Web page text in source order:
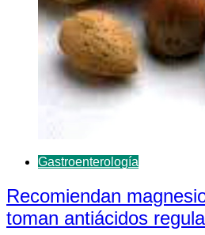
Gastroenterología
Recomiendan
toman antiácidos